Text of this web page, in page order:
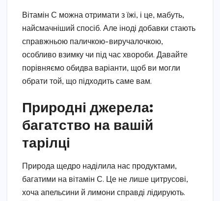
Вітамін С можна отримати з їжі, і це, мабуть,
найсмачніший спосіб. Але іноді добавки стають
справжньою паличкою-виручалочкою,
особливо взимку чи під час хвороби. Давайте
порівняємо обидва варіанти, щоб ви могли
обрати той, що підходить саме вам.
Природні джерела:
багатство на вашій
тарілці
Природа щедро наділила нас продуктами,
багатими на вітамін С. Це не лише цитрусові,
хоча апельсини й лимони справді лідирують.